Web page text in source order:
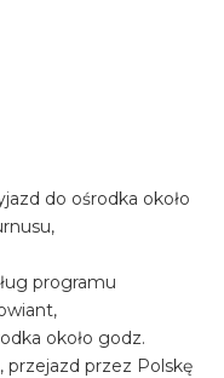
do ośrodka około
programu
około godz.
przejazd przez Polskę